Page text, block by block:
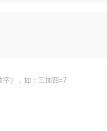
字），如：三加四=7